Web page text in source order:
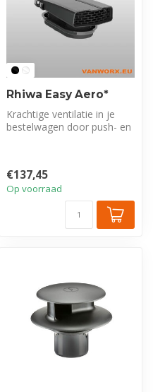
Rhiwa Easy Aero*
Krachtige ventilatie in je
bestelwagen door push- en
€137,45
Op voorraad